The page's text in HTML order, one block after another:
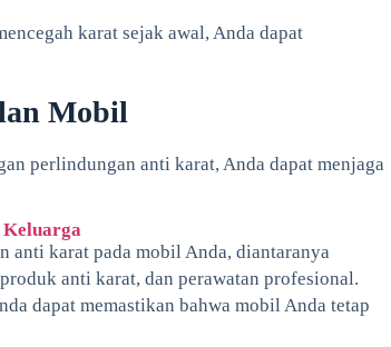
karat sejak awal, Anda dapat
Mobil
perlindungan anti karat, Anda dapat menjaga
anti karat pada mobil Anda, diantaranya
anti karat, dan perawatan profesional.
dapat memastikan bahwa mobil Anda tetap